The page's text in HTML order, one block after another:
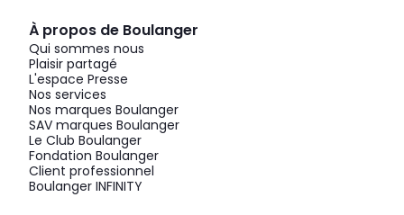
À propos de Boulanger
Qui sommes nous
Plaisir partagé
L'espace Presse
Nos services
Nos marques Boulanger
SAV marques Boulanger
Le Club Boulanger
Fondation Boulanger
Client professionnel
Boulanger INFINITY